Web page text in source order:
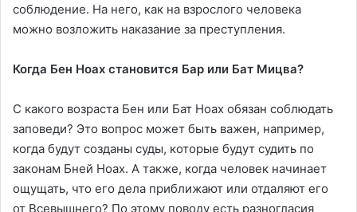
соблюдение. На него, как на взрослого человека
можно возложить наказание за преступления.
Когда Бен Ноах становится Бар или Бат Мицва?
С какого возраста Бен или Бат Ноах обязан соблюдать
заповеди? Это вопрос может быть важен, например,
когда будут созданы суды, которые будут судить по
законам Бней Ноах. А также, когда человек начинает
ощущать, что его дела приближают или отдаляют его
от Всевышнего? По этому поводу есть разногласия